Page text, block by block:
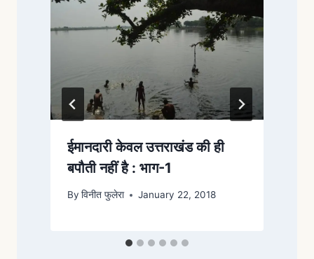
ईमानदारी केवल उत्तराखंड की ही
बपौती नहीं है : भाग-1
By विनीत फुलेरा January 22, 2018